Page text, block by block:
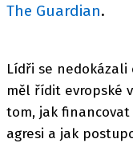
The Guardian.
Lídři se
měl řídit evropské
tom, jak
agresi a jak